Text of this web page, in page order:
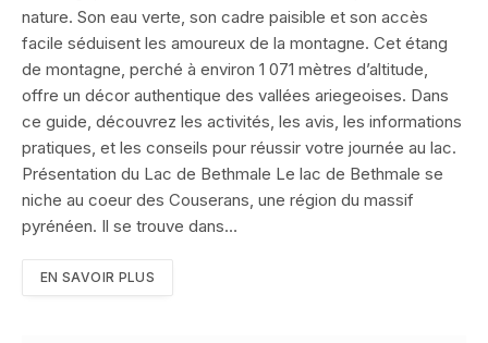
nature. Son eau verte, son cadre paisible et son accès
facile séduisent les amoureux de la montagne. Cet étang
de montagne, perché à environ 1 071 mètres d’altitude,
offre un décor authentique des vallées ariegeoises. Dans
ce guide, découvrez les activités, les avis, les informations
pratiques, et les conseils pour réussir votre journée au lac.
Présentation du Lac de Bethmale Le lac de Bethmale se
niche au coeur des Couserans, une région du massif
pyrénéen. Il se trouve dans…
EN SAVOIR PLUS